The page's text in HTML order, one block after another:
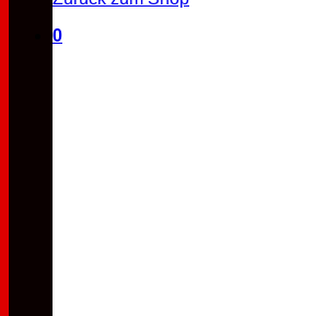
0